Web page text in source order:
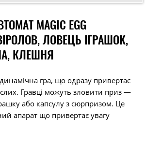
MAGIC EGG
ЛОВЕЦЬ ІГРАШОК,
КЛЕШНЯ
гра, що одразу привертає
Гравці можуть зловити приз —
або капсулу з сюрпризом. Це
апарат що привертає увагу